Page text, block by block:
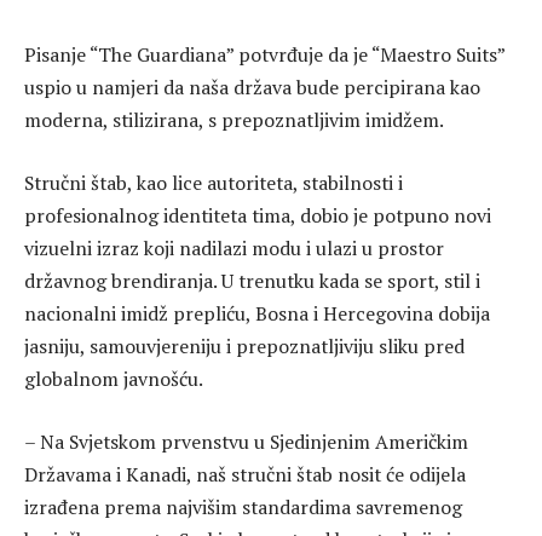
Pisanje “The Guardiana” potvrđuje da je “Maestro Suits”
uspio u namjeri da naša država bude percipirana kao
moderna, stilizirana, s prepoznatljivim imidžem.
Stručni štab, kao lice autoriteta, stabilnosti i
profesionalnog identiteta tima, dobio je potpuno novi
vizuelni izraz koji nadilazi modu i ulazi u prostor
državnog brendiranja. U trenutku kada se sport, stil i
nacionalni imidž prepliću, Bosna i Hercegovina dobija
jasniju, samouvjereniju i prepoznatljiviju sliku pred
globalnom javnošću.
– Na Svjetskom prvenstvu u Sjedinjenim Američkim
Državama i Kanadi, naš stručni štab nosit će odijela
izrađena prema najvišim standardima savremenog